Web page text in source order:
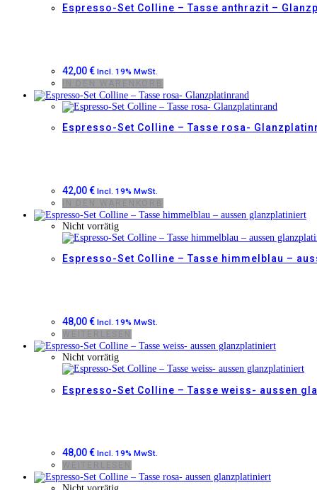
Espresso-Set Colline – Tasse anthrazit –
42,00€ Incl. 19% MwSt.
Espresso-Set Colline – Tasse rosa-
42,00€ Incl. 19% MwSt.
Nicht vorrätig
Espresso-Set Colline – Tasse himmelblau –
48,00€ Incl. 19% MwSt.
Nicht vorrätig
Espresso-Set Colline – Tasse weiss- aussen
48,00€ Incl. 19% MwSt.